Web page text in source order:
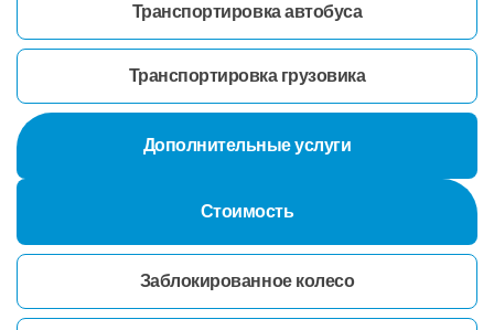
Транспортировка автобуса
Транспортировка грузовика
Дополнительные услуги
Стоимость
Заблокированное колесо